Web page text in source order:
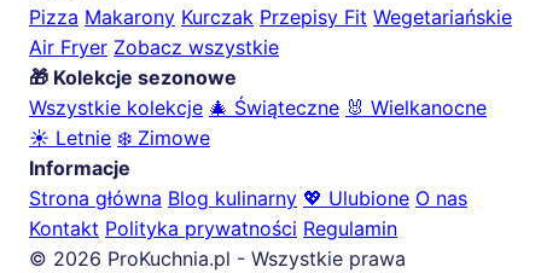
Pizza Makarony Kurczak Przepisy Fit Wegetariańskie
Air Fryer Zobacz wszystkie
🎁 Kolekcje sezonowe
Wszystkie kolekcje 🎄 Świąteczne 🐰 Wielkanocne
☀️ Letnie ❄️ Zimowe
Informacje
Strona główna Blog kulinarny 💖 Ulubione O nas
Kontakt Polityka prywatności Regulamin
© 2026 ProKuchnia.pl - Wszystkie prawa